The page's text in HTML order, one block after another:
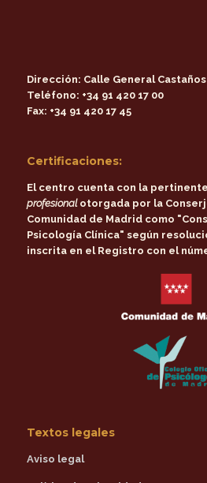
Dirección: Calle General
Teléfono: +34 91 420 17 00
Fax: +34 91 420 17 45
Certificaciones:
El centro cuenta con la pertinente
profesionalotorgada por la
Comunidad de Madridcomo
Psicología Clínica" según
inscrita en el Registro con el
Textos legales
Aviso legal